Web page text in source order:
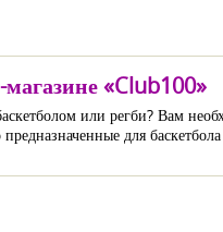
«Club100»
или регби? Вам
для